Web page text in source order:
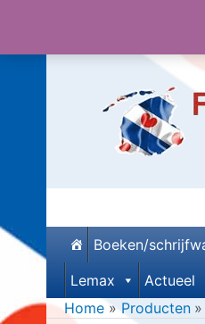
Boeken/
Lemax
Actueel
Home
Producten